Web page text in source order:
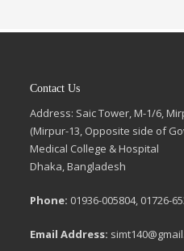
Contact Us
Address: Saic Tower, M-1/6,
(Mirpur-13, Opposite side of
Medical College & Hospital
Dhaka, Bangladesh
Phone: 01936-005804, 01726-
Email Address: